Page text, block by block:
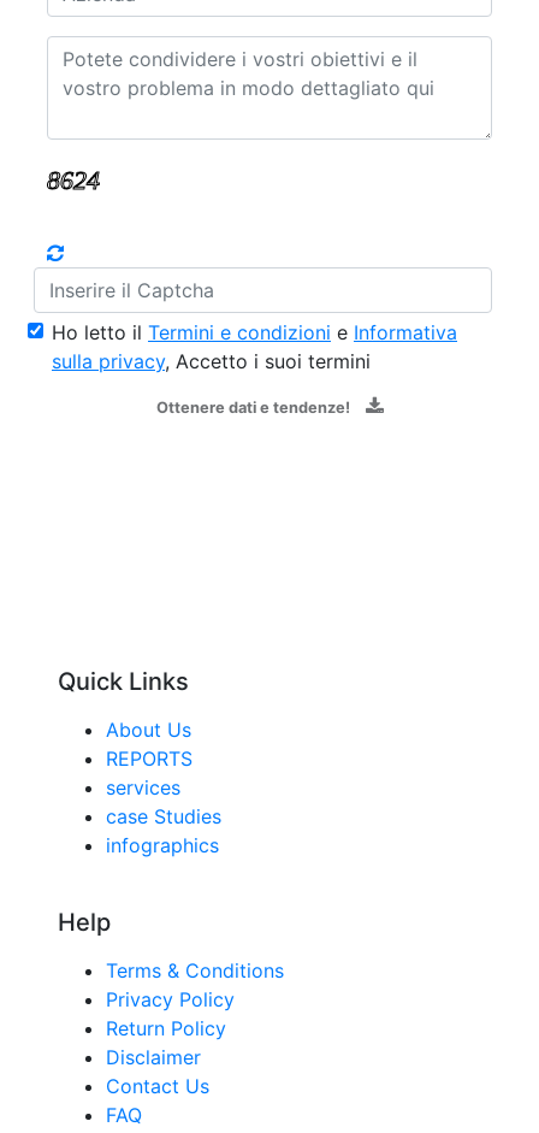
Ho letto il Termini e condizioni e Informativa
sulla privacy, Accetto i suoi termini
Ottenere dati e tendenze!
Quick Links
About Us
REPORTS
services
case Studies
infographics
Help
Terms & Conditions
Privacy Policy
Return Policy
Disclaimer
Contact Us
FAQ